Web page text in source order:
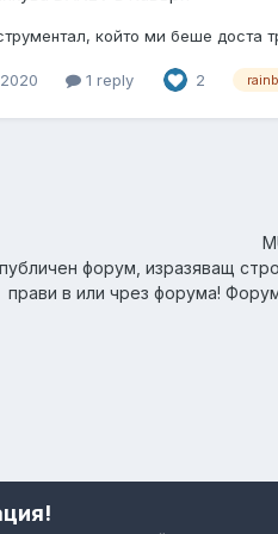
който ми беше доста
1 reply 2
форум, изразяващ
прави в или чрез форума!